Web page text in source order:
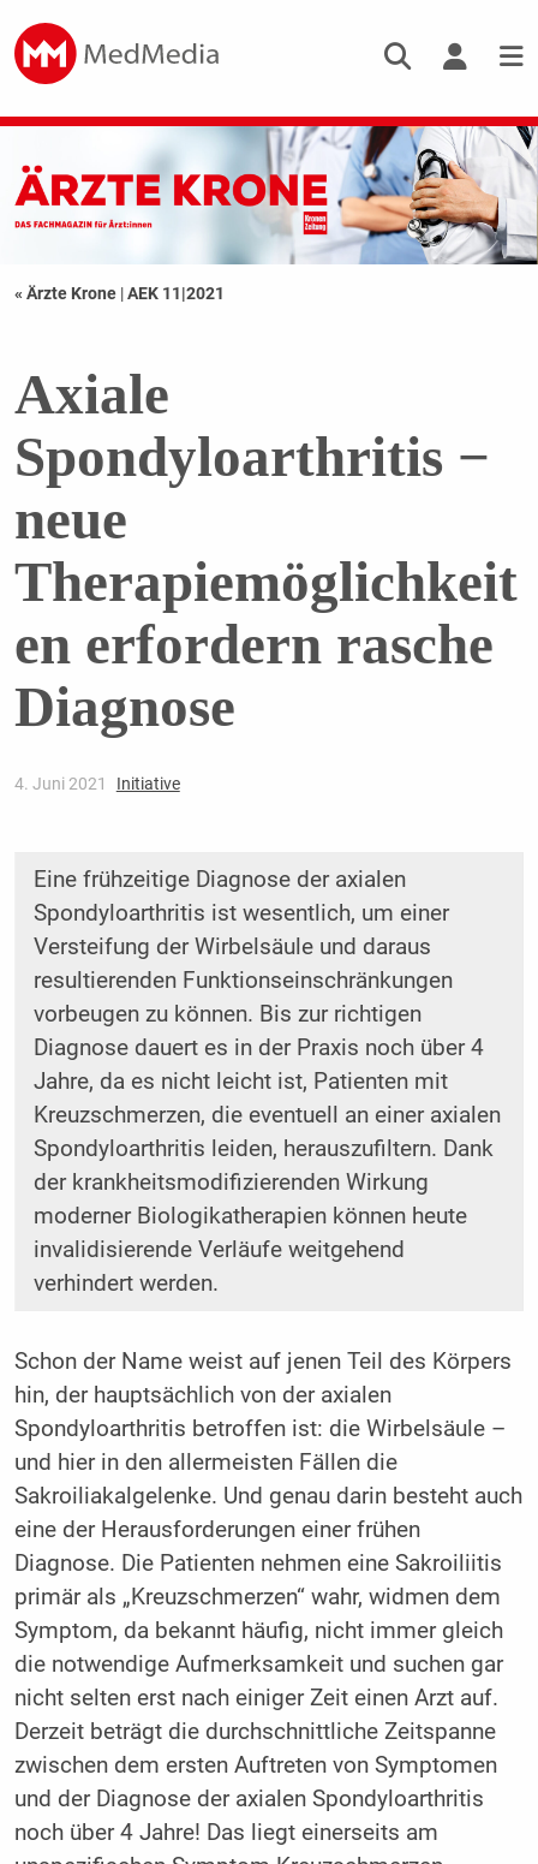
« Ärzte Krone |AEK 11|2021
Axiale
Spondyloarthritis −
neue
Therapiemöglichkeit
en erfordern rasche
Diagnose
4. Juni 2021 Initiative
Eine frühzeitige Diagnose der axialen
Spondyloarthritis ist wesentlich, um einer
Versteifung der Wirbelsäule und daraus
resultierenden Funktionseinschränkungen
vorbeugen zu können. Bis zur richtigen
Diagnose dauert es in der Praxis noch über 4
Jahre, da es nicht leicht ist, Patienten mit
Kreuzschmerzen, die eventuell an einer axialen
Spondyloarthritis leiden, herauszufiltern. Dank
der krankheitsmodifizierenden Wirkung
moderner Biologikatherapien können heute
invalidisierende Verläufe weitgehend
verhindert werden.
Schon der Name weist auf jenen Teil des Körpers
hin, der hauptsächlich von der axialen
Spondyloarthritis betroffen ist: die Wirbelsäule –
und hier in den allermeisten Fällen die
Sakroiliakalgelenke. Und genau darin besteht auch
eine der Herausforderungen einer frühen
Diagnose. Die Patienten nehmen eine Sakroiliitis
primär als „Kreuzschmerzen“ wahr, widmen dem
Symptom, da bekannt häufig, nicht immer gleich
die notwendige Aufmerksamkeit und suchen gar
nicht selten erst nach einiger Zeit einen Arzt auf.
Derzeit beträgt die durchschnittliche Zeitspanne
zwischen dem ersten Auftreten von Symptomen
und der Diagnose der axialen Spondyloarthritis
noch über 4 Jahre! Das liegt einerseits am